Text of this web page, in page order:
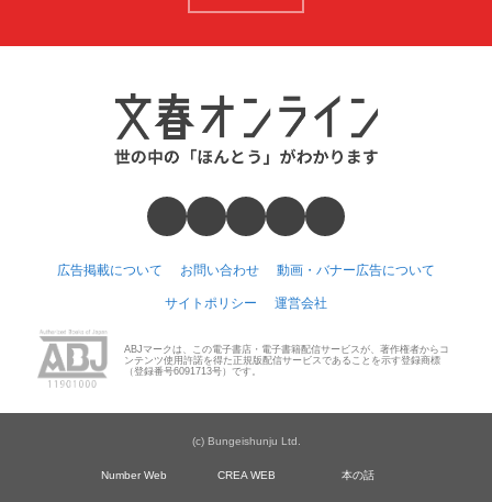
広告掲載について お問い合わせ 動画・バナー広告について
サイトポリシー 運営会社
ABJマークは、この電子書店・電子書籍配信サービスが、著作権者からコ
ンテンツ使用許諾を得た正規版配信サービスであることを示す登録商標
（登録番号6091713号）です。
(c) Bungeishunju Ltd.
Number Web CREA WEB 本の話